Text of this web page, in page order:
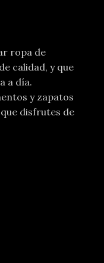
ropa de
calidad, y que
a día.
y zapatos
disfrutes de